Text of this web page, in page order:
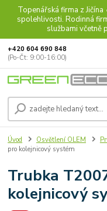
Topenářská firma z
spolehlivosti. Rodinná
službami včetně
+420 604 690 848
(Po-Čt: 9:00-16:00)
Úvod Osvětlení OLEM
pro kolejnicový systém
Trubka
kolejnicový